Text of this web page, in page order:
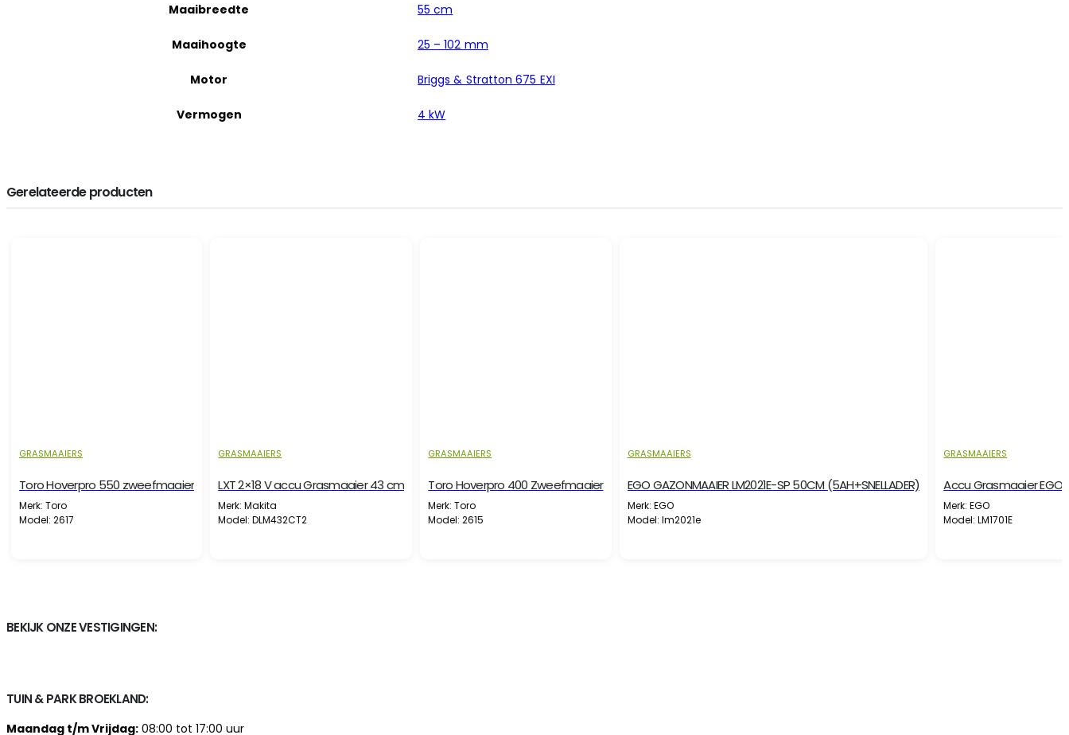
Maaibreedte 55 cm
Maaihoogte 25 – 102 mm
Motor Briggs & Stratton 675 EXI
Vermogen 4 kW
Gerelateerde producten
GRASMAAIERS
Toro Hoverpro 550 zweefmaaier
Merk: Toro
Model: 2617
GRASMAAIERS
LXT 2×18 V accu Grasmaaier 43 cm
Merk: Makita
Model: DLM432CT2
GRASMAAIERS
Toro Hoverpro 400 Zweefmaaier
Merk: Toro
Model: 2615
GRASMAAIERS
EGO GAZONMAAIER LM2021E-SP 50CM (5AH+SNELLADER)
Merk: EGO
Model: lm2021e
GRASMAAIERS
Accu Grasmaaier EGO
Merk: EGO
Model: LM1701E
BEKIJK ONZE VESTIGINGEN:
TUIN & PARK BROEKLAND:
Maandag t/m Vrijdag: 08:00 tot 17:00 uur